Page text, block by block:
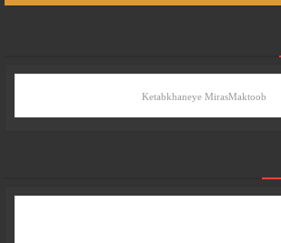
Ketabkhaneye MirasMaktoob